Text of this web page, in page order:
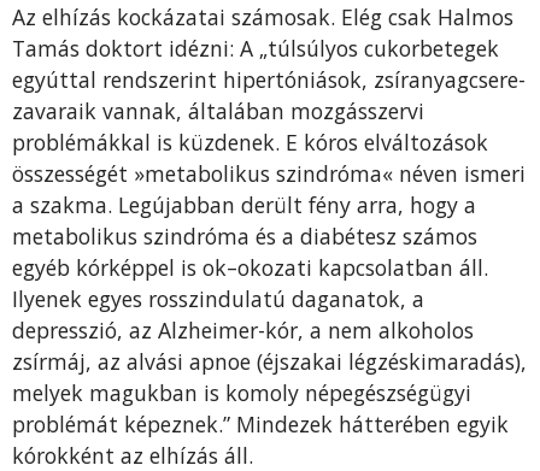
Az elhízás kockázatai számosak. Elég csak Halmos
Tamás doktort idézni: A „túlsúlyos cukorbetegek
egyúttal rendszerint hipertóniások, zsíranyagcsere-
zavaraik vannak, általában mozgásszervi
problémákkal is küzdenek. E kóros elváltozások
összességét »metabolikus szindróma« néven ismeri
a szakma. Legújabban derült fény arra, hogy a
metabolikus szindróma és a diabétesz számos
egyéb kórképpel is ok–okozati kapcsolatban áll.
Ilyenek egyes rosszindulatú daganatok, a
depresszió, az Alzheimer-kór, a nem alkoholos
zsírmáj, az alvási apnoe (éjszakai légzéskimaradás),
melyek magukban is komoly népegészségügyi
problémát képeznek.” Mindezek hátterében egyik
kórokként az elhízás áll.